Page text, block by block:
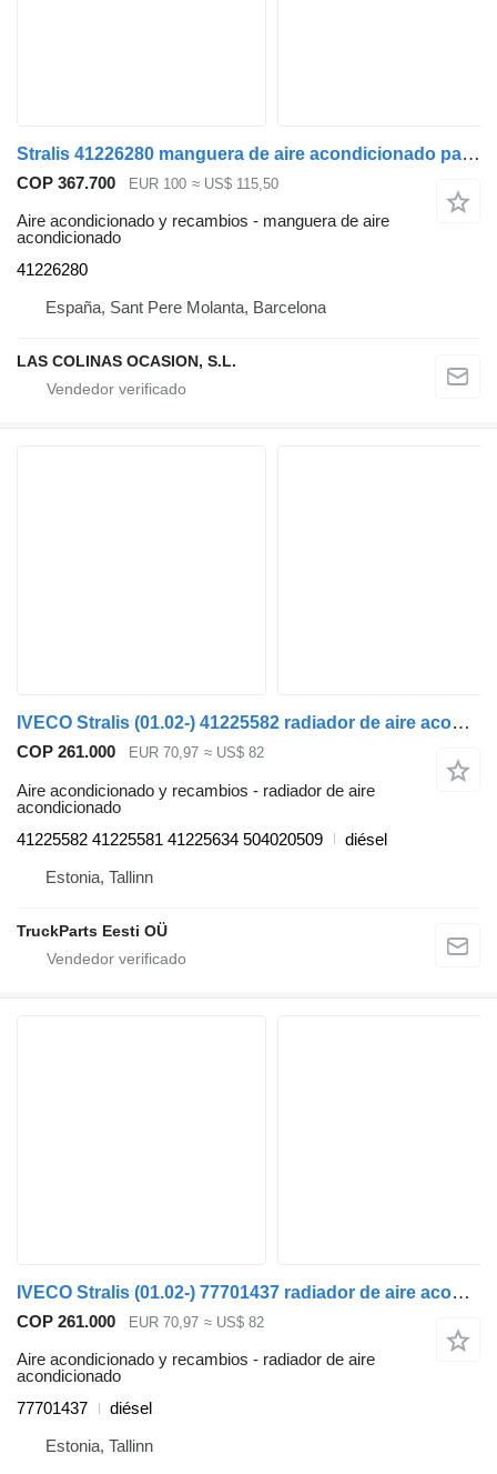
Stralis 41226280 manguera de aire acondicionado para IVECO Stralis cabeza tractora
COP 367.700 EUR 100 ≈ US$ 115,50
Aire acondicionado y recambios - manguera de aire
acondicionado
41226280
España, Sant Pere Molanta, Barcelona
LAS COLINAS OCASION, S.L.
IVECO Stralis (01.02-) 41225582 radiador de aire acondicionado para IVECO Stralis, Trakker (2002-) cabeza tractora
COP 261.000 EUR 70,97 ≈ US$ 82
Aire acondicionado y recambios - radiador de aire
acondicionado
41225582 41225581 41225634 504020509
diésel
Estonia, Tallinn
TruckParts Eesti OÜ
IVECO Stralis (01.02-) 77701437 radiador de aire acondicionado para IVECO Stralis, Trakker (2002-) cabeza tractora
COP 261.000 EUR 70,97 ≈ US$ 82
Aire acondicionado y recambios - radiador de aire
acondicionado
77701437
diésel
Estonia, Tallinn